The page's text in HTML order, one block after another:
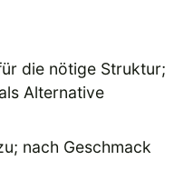
die nötige Struktur;
Alternative
nach Geschmack